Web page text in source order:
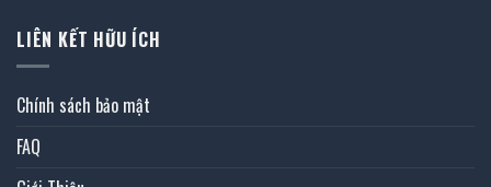
LIÊN KẾT HỮU ÍCH
Chính sách bảo mật
FAQ